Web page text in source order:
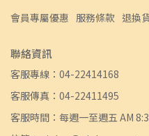
會員專屬優惠 服務條款 退換
聯絡資訊
客服專線：04-22414168
客服傳真：04-22411495
客服時間：每週一至週五 AM